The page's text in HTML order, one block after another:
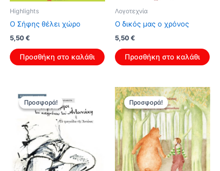
Highlights
Ο Σήφης θέλει χώρο
Original
was:
8,80 €.
5,50€
τιμή
είναι:
Προσθήκη στο καλάθι
Λογοτεχνία
Ο δικός μας ο χρόνος
Original
was:
8,80 €.
5,50€
τιμή
είναι:
Προσθήκη στο καλάθι
Προσφορά!
Προσφορά! Προσφορά!
Προσφορά!